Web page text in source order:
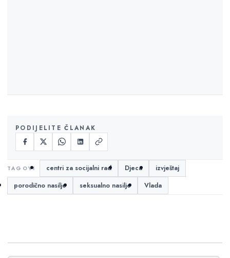
PODIJELITE ČLANAK
centri za socijalni rad Djeca
izvještaj
porodično nasilje
seksualno nasilje Vlada